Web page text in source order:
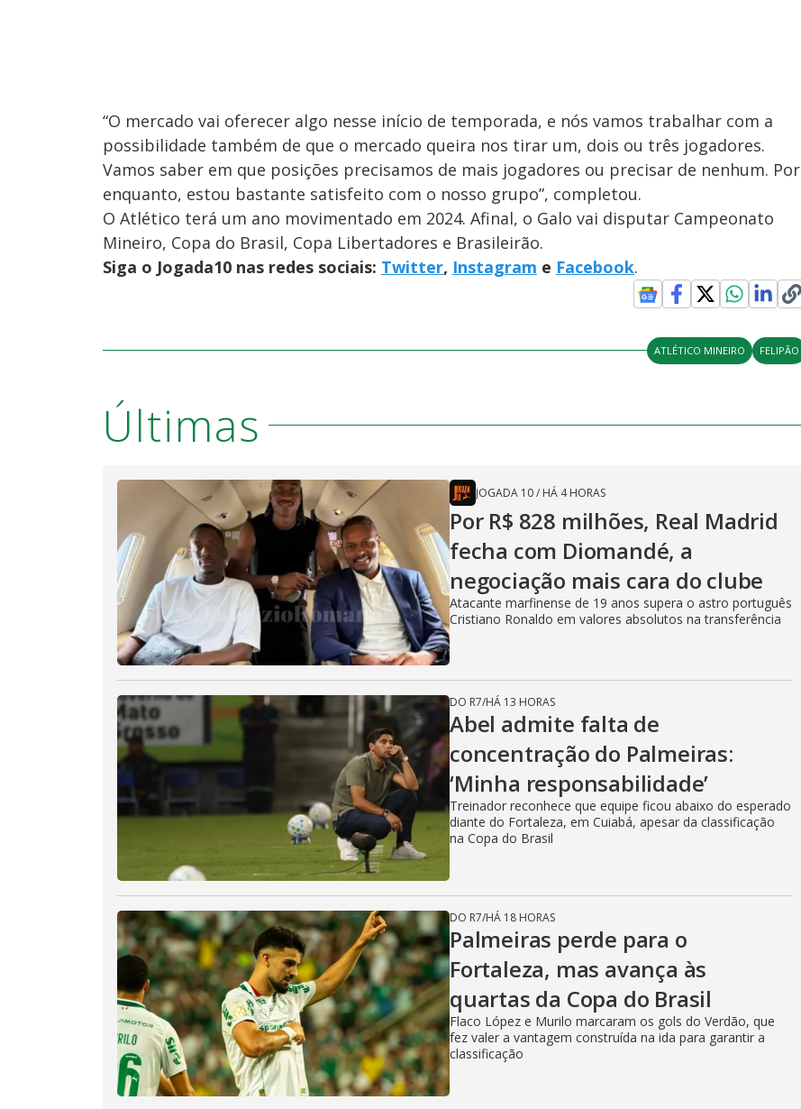
“O mercado vai oferecer algo nesse início de temporada, e nós vamos trabalhar com a
possibilidade também de que o mercado queira nos tirar um, dois ou três jogadores.
Vamos saber em que posições precisamos de mais jogadores ou precisar de nenhum. Por
enquanto, estou bastante satisfeito com o nosso grupo”, completou.
O Atlético terá um ano movimentado em 2024. Afinal, o Galo vai disputar Campeonato
Mineiro, Copa do Brasil, Copa Libertadores e Brasileirão.
Siga o Jogada10 nas redes sociais: Twitter, Instagram e Facebook.
ATLÉTICO MINEIRO FELIPÃO
Últimas
JOGADA 10/ HÁ 4 HORAS
Por R$ 828 milhões, Real Madrid
fecha com Diomandé, a
negociação mais cara do clube
Atacante marfinense de 19 anos supera o astro português
Cristiano Ronaldo em valores absolutos na transferência
DO R7/HÁ 13 HORAS
Abel admite falta de
concentração do Palmeiras:
‘Minha responsabilidade’
Treinador reconhece que equipe ficou abaixo do esperado
diante do Fortaleza, em Cuiabá, apesar da classificação
na Copa do Brasil
DO R7/HÁ 18 HORAS
Palmeiras perde para o
Fortaleza, mas avança às
quartas da Copa do Brasil
Flaco López e Murilo marcaram os gols do Verdão, que
fez valer a vantagem construída na ida para garantir a
classificação